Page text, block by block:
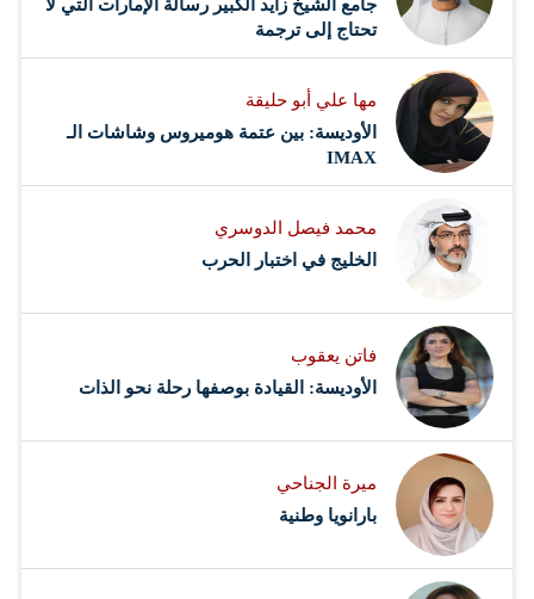
جامع الشيخ زايد الكبير رسالة الإمارات التي لا
تحتاج إلى ترجمة
مها علي أبو حليقة
الأوديسة: بين عتمة هوميروس وشاشات الـ
IMAX
محمد فيصل الدوسري ​
‏الخليج في اختبار الحرب
فاتن يعقوب
الأوديسة: القيادة بوصفها رحلة نحو الذات
ميرة الجناحي
بارانويا وطنية